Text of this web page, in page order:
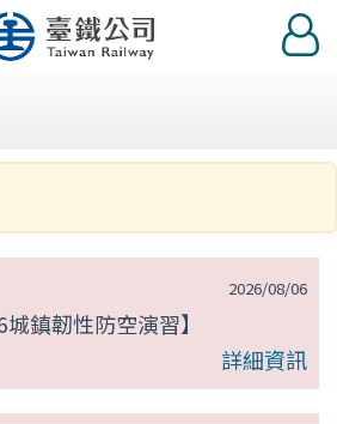
登
入
2026/08/06
鎮韌性防空演習】
詳細資訊